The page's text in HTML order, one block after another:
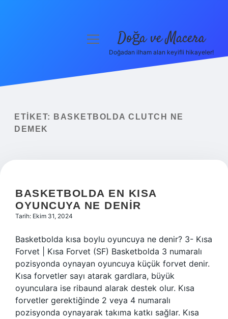
Yasal Uyarı
menüyü Doğa ve Macera
Doğadan ilham alan keyifli hikayeler!
ETIKET:
BASKETBOLDA CLUTCH NE
DEMEK
BASKETBOLDA EN KISA
OYUNCUYA NE DENIR
Tarih: Ekim 31, 2024
Basketbolda kısa boylu oyuncuya ne denir? 3- Kısa
Forvet | Kısa Forvet (SF) Basketbolda 3 numaralı
pozisyonda oynayan oyuncuya küçük forvet denir.
Kısa forvetler sayı atarak gardlara, büyük
oyunculara ise ribaund alarak destek olur. Kısa
forvetler gerektiğinde 2 veya 4 numaralı
pozisyonda oynayarak takıma katkı sağlar. Kısa